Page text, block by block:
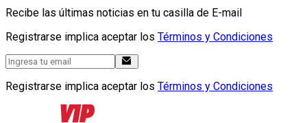
Recibe las últimas noticias en tu casilla de E-mail
Registrarse implica aceptar los Términos y Condiciones
Registrarse implica aceptar los Términos y Condiciones